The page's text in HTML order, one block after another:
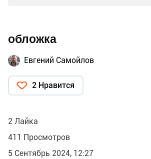
обложка
Евгений Самойлов
2 Нравится
2 Лайка
411 Просмотров
5 Сентябрь 2024, 12:27